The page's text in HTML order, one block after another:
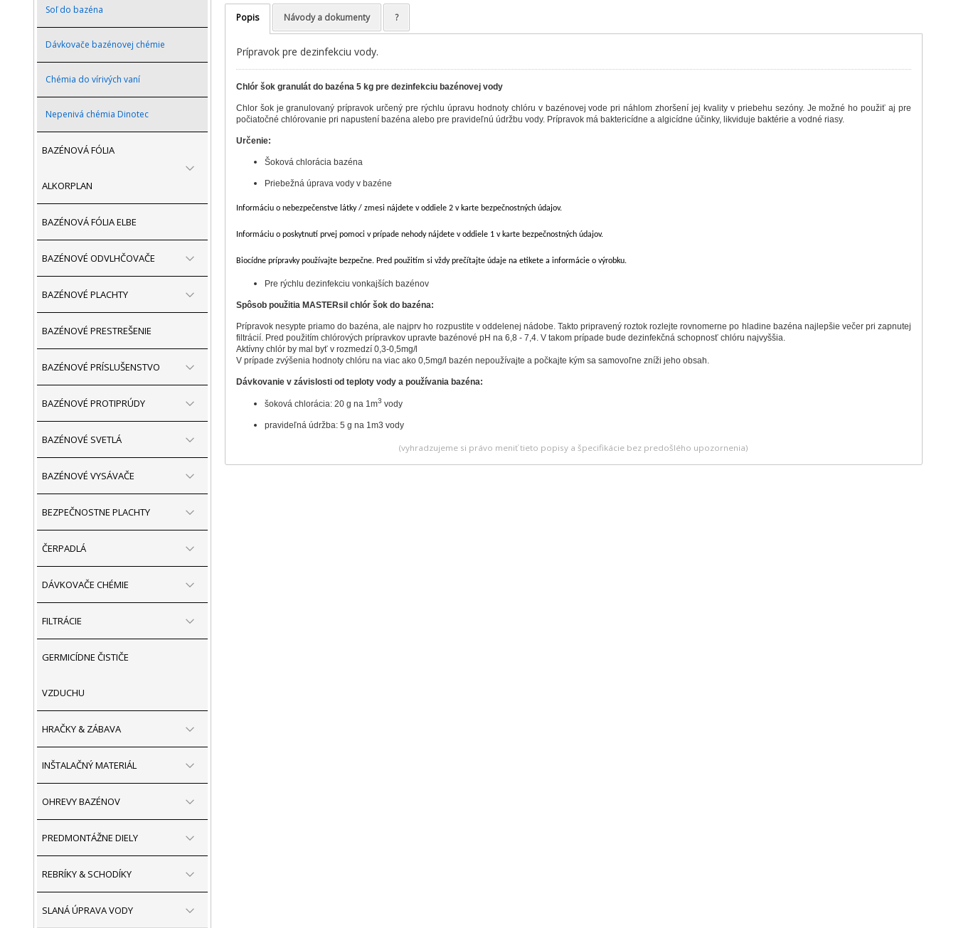
Soľ do bazéna
Dávkovače bazénovej chémie
Chémia do vírivých vaní
Nepenivá chémia Dinotec
BAZÉNOVÁ FÓLIA
ALKORPLAN
BAZÉNOVÁ FÓLIA ELBE
BAZÉNOVÉ ODVLHČOVAČE
BAZÉNOVÉ PLACHTY
BAZÉNOVÉ PRESTREŠENIE
BAZÉNOVÉ PRÍSLUŠENSTVO
BAZÉNOVÉ PROTIPRÚDY
BAZÉNOVÉ SVETLÁ
BAZÉNOVÉ VYSÁVAČE
BEZPEČNOSTNE PLACHTY
ČERPADLÁ
DÁVKOVAČE CHÉMIE
FILTRÁCIE
GERMICÍDNE ČISTIČE
VZDUCHU
HRAČKY & ZÁBAVA
INŠTALAČNÝ MATERIÁL
OHREVY BAZÉNOV
PREDMONTÁŽNE DIELY
REBRÍKY & SCHODÍKY
SLANÁ ÚPRAVA VODY
Popis Návody a dokumenty ?
Prípravok pre dezinfekciu vody.
Chlór šok granulát do bazéna 5 kg pre dezinfekciu bazénovej vody
Chlor šok je granulovaný prípravok určený pre rýchlu úpravu hodnoty chlóru v bazénovej vode pri náhlom zhoršení jej kvality v priebehu sezóny. Je možné ho použiť aj pre
počiatočné chlórovanie pri napustení bazéna alebo pre pravideľnú údržbu vody. Prípravok má baktericídne a algicídne účinky, likviduje baktérie a vodné riasy.
Určenie:
Šoková chlorácia bazéna
Priebežná úprava vody v bazéne
Informáciu o nebezpečenstve látky / zmesi nájdete v oddiele 2 v karte bezpečnostných údajov.
Informáciu o poskytnutí prvej pomoci v prípade nehody nájdete v oddiele 1 v karte bezpečnostných údajov.
Biocídne prípravky používajte bezpečne. Pred použitím si vždy prečítajte údaje na etikete a informácie o výrobku.
Pre rýchlu dezinfekciu vonkajších bazénov
Spôsob použitia MASTERsil chlór šok do bazéna:
Prípravok nesypte priamo do bazéna, ale najprv ho rozpustite v oddelenej nádobe. Takto pripravený roztok rozlejte rovnomerne po hladine bazéna najlepšie večer pri zapnutej
filtrácií. Pred použitím chlórových prípravkov upravte bazénové pH na 6,8 - 7,4. V takom prípade bude dezinfekčná schopnosť chlóru najvyššia.
Aktívny chlór by mal byť v rozmedzí 0,3-0,5mg/l
V prípade zvýšenia hodnoty chlóru na viac ako 0,5mg/l bazén nepoužívajte a počkajte kým sa samovoľne zníži jeho obsah.
Dávkovanie v závislosti od teploty vody a používania bazéna:
šoková chlorácia: 20 g na 1m3 vody
pravideľná údržba: 5 g na 1m3 vody
(vyhradzujeme si právo meniť tieto popisy a špecifikácie bez predošlého upozornenia)